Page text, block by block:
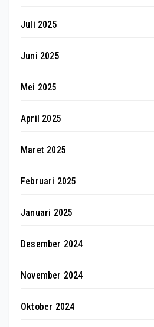
Juli 2025
Juni 2025
Mei 2025
April 2025
Maret 2025
Februari 2025
Januari 2025
Desember 2024
November 2024
Oktober 2024